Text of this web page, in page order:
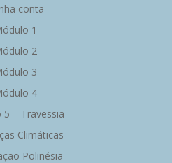
conta
1
2
3
4
5 – Travessia
Climáticas
Polinésia